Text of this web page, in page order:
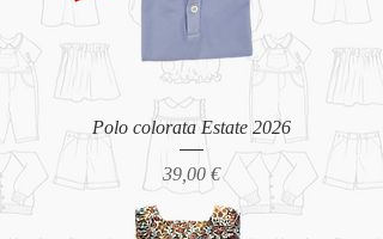
Polo colorata Estate 2026
Prezzo
39,00 €